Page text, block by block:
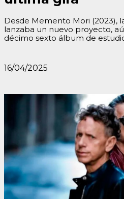
Desde Memento Mori (2023),
lanzaba un nuevo proyecto,
décimo sexto álbum de
16/04/2025